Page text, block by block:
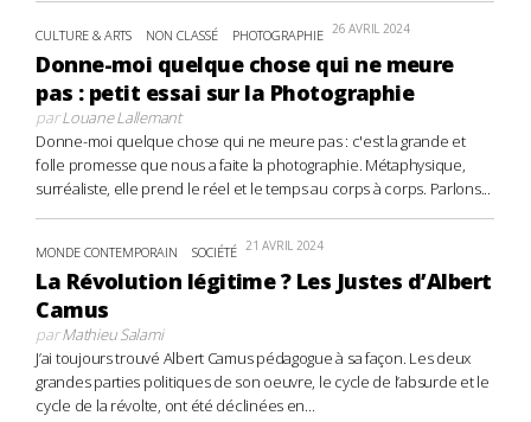
CULTURE & ARTS NON CLASSÉ PHOTOGRAPHIE 26 AVRIL 2024
Donne-moi quelque chose qui ne meure
pas : petit essai sur la Photographie
parLouane Lallemant
Donne-moi quelque chose qui ne meure pas : c'est la grande et
folle promesse que nous a faite la photographie. Métaphysique,
surréaliste, elle prend le réel et le temps au corps à corps. Parlons...
MONDE CONTEMPORAIN SOCIÉTÉ 21 AVRIL 2024
La Révolution légitime ? Les Justes d’Albert
Camus
parMathieu Salami
J’ai toujours trouvé Albert Camus pédagogue à sa façon. Les deux
grandes parties politiques de son oeuvre, le cycle de l’absurde et le
cycle de la révolte, ont été déclinées en...